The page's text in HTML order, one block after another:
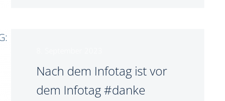
Nach dem Infotag ist vor
dem Infotag #danke